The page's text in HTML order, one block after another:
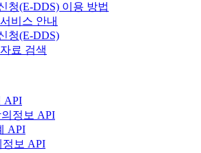
청(E-DDS) 이용 방법
비스 안내
청(E-DDS)
료 검색
API
정보 API
API
정보 API